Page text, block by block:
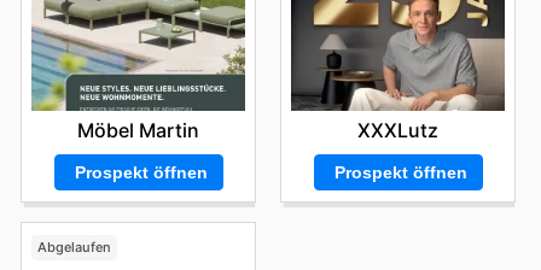
Möbel Martin
Prospekt öffnen
XXXLutz
Prospekt öffnen
Abgelaufen